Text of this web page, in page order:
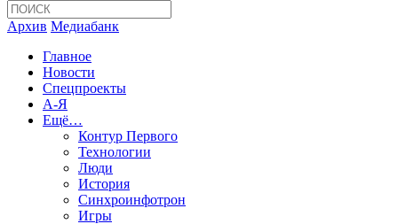
Архив Медиабанк
Главное
Новости
Спецпроекты
А-Я
Ещё…
Контур Первого
Технологии
Люди
История
Синхроинфотрон
Игры